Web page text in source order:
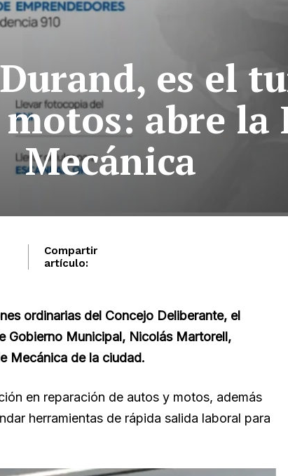
es el
abre la
Mecánica
Compartir
artículo:
ordinarias del Concejo Deliberante, el
Gobierno Municipal, Nicolás Martorell,
Mecánica de la ciudad.
en reparación de autos y motos, además
herramientas de rápida salida laboral para